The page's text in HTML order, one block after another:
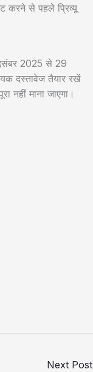
करने से पहले प्रिव्यू
2025 से 29
दस्तावेज तैयार रखें
माना जाएगा।
Next Post